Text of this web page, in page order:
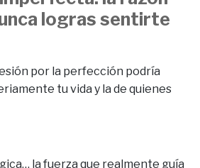
logras sentirte
por la perfección podría
tu vida y la de quienes